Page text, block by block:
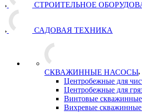
СТРОИТЕЛЬНОЕ
САДОВАЯ ТЕХНИКА
СКВАЖИННЫЕ НАСОСЫ
Центробежные для
Центробежные для
Винтовые
Вихревые